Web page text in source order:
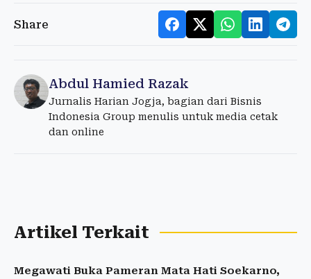
Share
Abdul Hamied Razak
Jurnalis Harian Jogja, bagian dari Bisnis
Indonesia Group menulis untuk media cetak
dan online
Artikel Terkait
Megawati Buka Pameran Mata Hati Soekarno,